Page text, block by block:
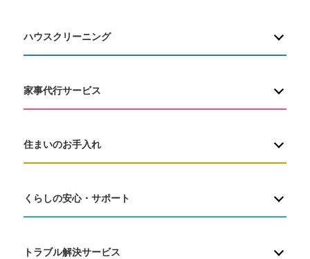
ハウスクリーニング
家事代行サービス
住まいのお手入れ
くらしの安心・サポート
トラブル解決サービス